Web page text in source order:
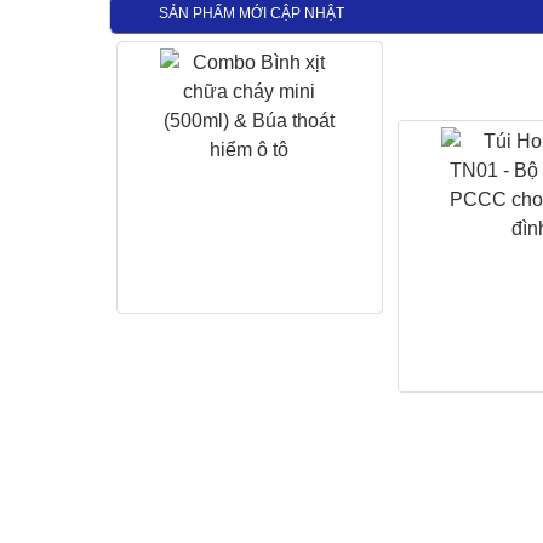
Bình chữa cháy dung tích 3
735.000VNĐ VNĐ
4.230.000 VNĐ
SẢN PHẨM MỚI CẬP NHẬT